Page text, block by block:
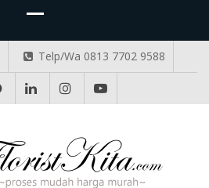
Telp/Wa 0813 7702 9588